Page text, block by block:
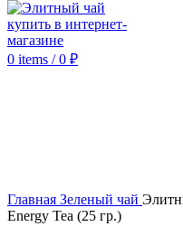
0 items / 0 ₽
Главная Зеленый чай
Energy Tea (25 гр.)